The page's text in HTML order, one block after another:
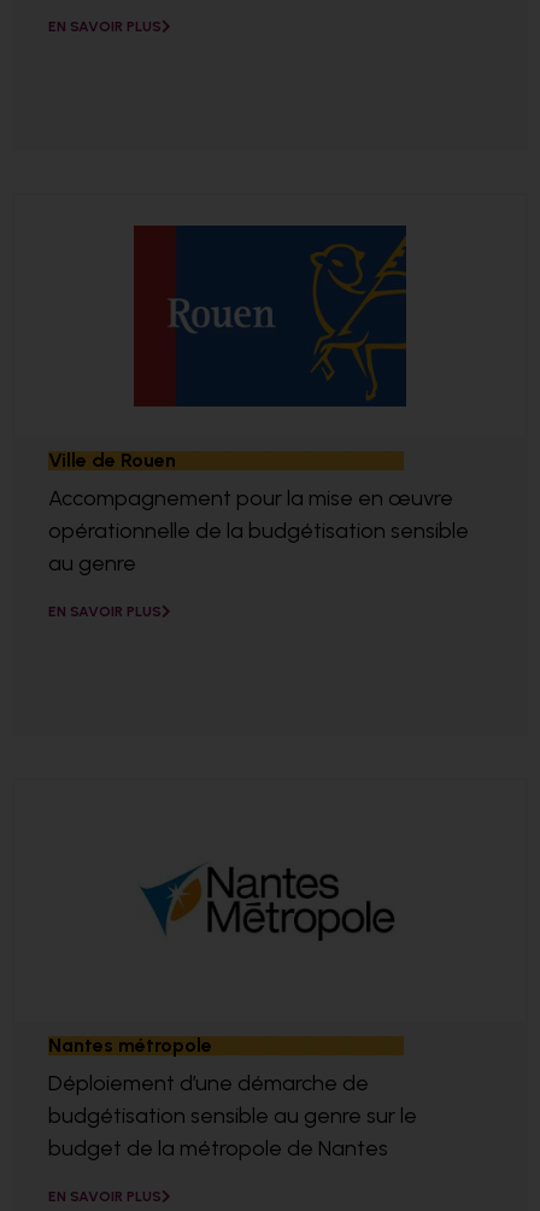
EN SAVOIR PLUS
Ville de Rouen
Accompagnement pour la mise en œuvre
opérationnelle de la budgétisation sensible
au genre
EN SAVOIR PLUS
Nantes métropole
Déploiement d’une démarche de
budgétisation sensible au genre sur le
budget de la métropole de Nantes
EN SAVOIR PLUS